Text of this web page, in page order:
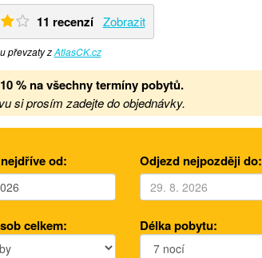
11 recenzí Zobrazit
převzaty zAtlasCK.cz
% na všechny termíny pobytů.
si prosím zadejte do objednávky.
od: Odjezd nejpozději do:
celkem: Délka pobytu: